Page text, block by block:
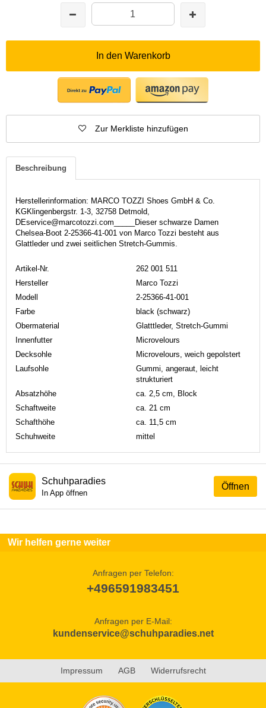
In den Warenkorb
Zur Merkliste hinzufügen
Beschreibung
Herstellerinformation: MARCO TOZZI Shoes GmbH & Co.
KGKlingenbergstr. 1-3, 32758 Detmold,
DEservice@marcotozzi.com_____Dieser schwarze Damen
Chelsea-Boot 2-25366-41-001 von Marco Tozzi besteht aus
Glattleder und zwei seitlichen Stretch-Gummis.
Artikel-Nr.
262 001 511
Hersteller
Marco Tozzi
Modell
2-25366-41-001
Farbe
black (schwarz)
Obermaterial
Glatttleder, Stretch-Gummi
Innenfutter
Microvelours
Decksohle
Microvelours, weich gepolstert
Laufsohle
Gummi, angeraut, leicht
strukturiert
Absatzhöhe
ca. 2,5 cm, Block
Schaftweite
ca. 21 cm
Schafthöhe
ca. 11,5 cm
Schuhweite
mittel
Öffnen
Schuhparadies
In App öffnen
Wir helfen gerne weiter
Anfragen per Telefon:
+496591983451
Anfragen per E-Mail:
kundenservice@schuhparadies.net
Impressum AGB Widerrufsrecht